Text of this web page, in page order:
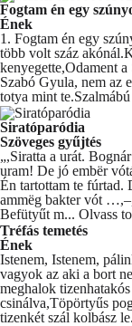
Fogtam én egy
Ének
1. Fogtam én egy
több volt száz
kenyegette,Odament
Szabó Gyula, nem az
totya mint
Siratóparódia
Szöveges gyűjtés
„,Siratta a urát.
uram! De jó embër
Én tartottam te fúrtad.
ammëg bakter vót
Befütyűt m... Olvass
Tréfás temetés
Ének
Istenem, Istenem,
vagyok az aki a bort
meghalok
csinálva,Töpörtyűs
tizenkét szál kolbász